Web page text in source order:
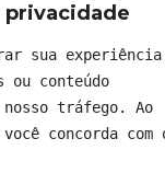
privacidade
sua
ou conteúdo
tráfego. Ao
concorda com